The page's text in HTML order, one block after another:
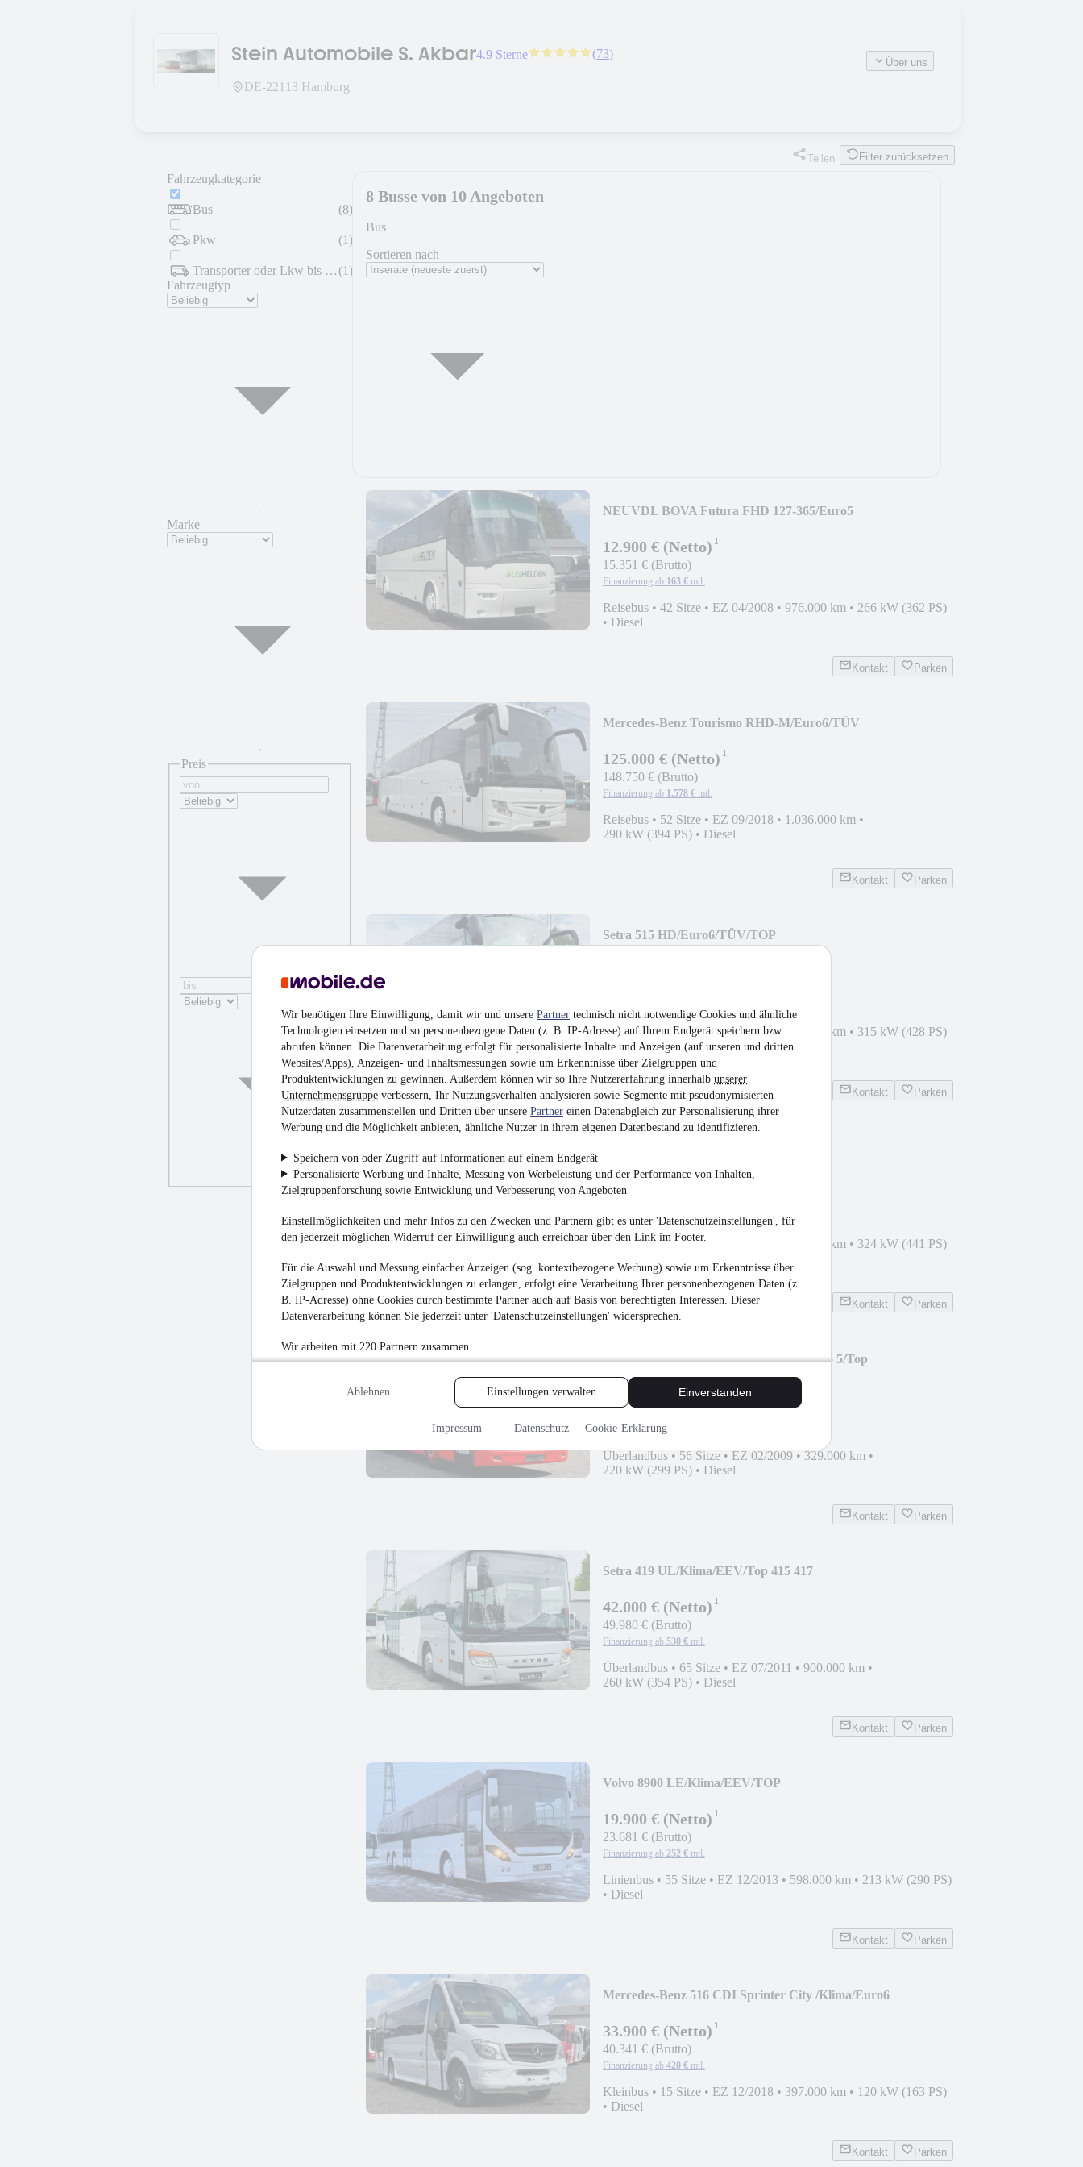
Wir benötigen Ihre Einwilligung, damit wir und unsere Partner technisch nicht notwendige Cookies und ähnliche
Technologien einsetzen und so personenbezogene Daten (z. B. IP-Adresse) auf Ihrem Endgerät speichern bzw.
abrufen können. Die Datenverarbeitung erfolgt für personalisierte Inhalte und Anzeigen (auf unseren und dritten
Websites/Apps), Anzeigen- und Inhaltsmessungen sowie um Erkenntnisse über Zielgruppen und
Produktentwicklungen zu gewinnen. Außerdem können wir so Ihre Nutzererfahrung innerhalb unserer
Unternehmensgruppe verbessern, Ihr Nutzungsverhalten analysieren sowie Segmente mit pseudonymisierten
Nutzerdaten zusammenstellen und Dritten über unsere Partner einen Datenabgleich zur Personalisierung ihrer
Werbung und die Möglichkeit anbieten, ähnliche Nutzer in ihrem eigenen Datenbestand zu identifizieren.
Speichern von oder Zugriff auf Informationen auf einem Endgerät
Personalisierte Werbung und Inhalte, Messung von Werbeleistung und der Performance von Inhalten,
Zielgruppenforschung sowie Entwicklung und Verbesserung von Angeboten
Einstellmöglichkeiten und mehr Infos zu den Zwecken und Partnern gibt es unter 'Datenschutzeinstellungen', für
den jederzeit möglichen Widerruf der Einwilligung auch erreichbar über den Link im Footer.
Für die Auswahl und Messung einfacher Anzeigen (sog. kontextbezogene Werbung) sowie um Erkenntnisse über
Zielgruppen und Produktentwicklungen zu erlangen, erfolgt eine Verarbeitung Ihrer personenbezogenen Daten (z.
B. IP-Adresse) ohne Cookies durch bestimmte Partner auch auf Basis von berechtigten Interessen. Dieser
Datenverarbeitung können Sie jederzeit unter 'Datenschutzeinstellungen' widersprechen.
Wir arbeiten mit 220 Partnern zusammen.
Ablehnen Einstellungen verwalten Einverstanden
Impressum Datenschutz Cookie-Erklärung
Stein Automobile S. Akbar4.9 Sterne (73)
DE-22113 Hamburg
Über uns
Teilen Filter zurücksetzen
Fahrzeugkategorie
Bus (8)
Pkw (1)
Transporter oder Lkw bis 7,5 t (1)
Fahrzeugtyp
Marke
Preis
8 Busse von 10 Angeboten
Bus
Sortieren nach
NEUVDL BOVA Futura FHD 127-365/Euro5
12.900 € (Netto)¹
15.351 € (Brutto)
Finanzierung ab 163 € mtl.
Reisebus • 42 Sitze • EZ 04/2008 • 976.000 km • 266 kW (362 PS)
• Diesel
Kontakt Parken
Mercedes-Benz Tourismo RHD-M/Euro6/TÜV
125.000 € (Netto)¹
148.750 € (Brutto)
Finanzierung ab 1.578 € mtl.
Reisebus • 52 Sitze • EZ 09/2018 • 1.036.000 km •
290 kW (394 PS) • Diesel
Kontakt Parken
Setra 515 HD/Euro6/TÜV/TOP
Reisebus•51 Sitze•EZ 05/2013• 412.000 km • 315 kW (428 PS)
•Diesel
Kontakt Parken
77.900 € (Netto)¹
Finanzierung ab 983 € mtl.
Reisebus•46 Sitze• 593.000 km • 324 kW (441 PS)
Kontakt Parken
Mercedes-Benz O 550 Integro/Klima/Euro 5/Top
26.900 € (Netto)¹
Finanzierung ab 340 €
Überlandbus • 56 Sitze • EZ 02/2009 • 329.000 km •
220 kW (299 PS) • Diesel
Kontakt Parken
Setra 419 UL/Klima/EEV/Top 415 417
42.000 € (Netto)¹
49.980 € (Brutto)
Finanzierung ab 530 € mtl.
Überlandbus • 65 Sitze • EZ 07/2011 • 900.000 km •
260 kW (354 PS) • Diesel
Kontakt Parken
Volvo 8900 LE/Klima/EEV/TOP
19.900 € (Netto)¹
23.681 € (Brutto)
Finanzierung ab 252 € mtl.
Linienbus • 55 Sitze • EZ 12/2013 • 598.000 km • 213 kW (290 PS)
• Diesel
Kontakt Parken
Mercedes-Benz 516 CDI Sprinter City /Klima/Euro6
33.900 € (Netto)¹
40.341 € (Brutto)
Finanzierung ab 420 € mtl.
Kleinbus • 15 Sitze • EZ 12/2018 • 397.000 km • 120 kW (163 PS)
• Diesel
Kontakt Parken